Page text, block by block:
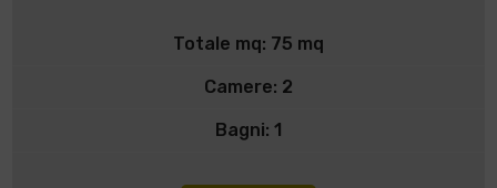
Totale mq: 75 mq
Camere: 2
Bagni: 1